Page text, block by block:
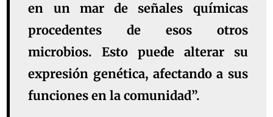
en un mar de señales químicas
procedentes de esos otros
microbios. Esto puede alterar su
expresión genética, afectando a sus
funciones en la comunidad”.